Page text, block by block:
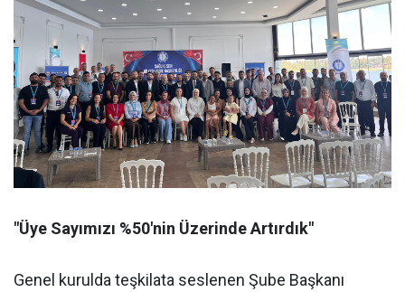
"Üye Sayımızı %50'nin Üzerinde Artırdık"
Genel kurulda teşkilata seslenen Şube Başkanı